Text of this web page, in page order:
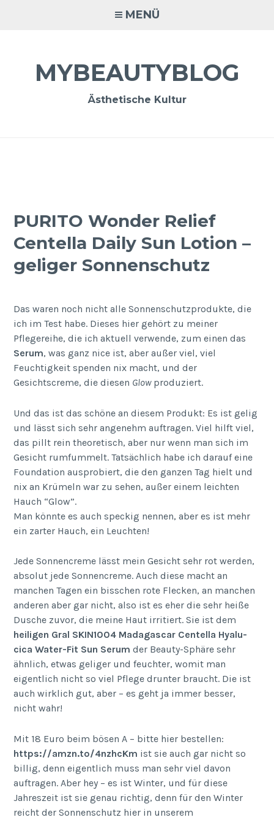
MENÜ
MYBEAUTYBLOG
Ästhetische Kultur
PURITO Wonder Relief
Centella Daily Sun Lotion –
geliger Sonnenschutz
Das waren noch nicht alle Sonnenschutzprodukte, die
ich im Test habe. Dieses hier gehört zu meiner
Pflegereihe, die ich aktuell verwende, zum einen das
Serum, was ganz nice ist, aber außer viel, viel
Feuchtigkeit spenden nix macht, und der
Gesichtscreme, die diesen Glowproduziert.
Und das ist das schöne an diesem Produkt: Es ist gelig
und lässt sich sehr angenehm auftragen. Viel hilft viel,
das pillt rein theoretisch, aber nur wenn man sich im
Gesicht rumfummelt. Tatsächlich habe ich darauf eine
Foundation ausprobiert, die den ganzen Tag hielt und
nix an Krümeln war zu sehen, außer einem leichten
Hauch “Glow”.
Man könnte es auch speckig nennen, aber es ist mehr
ein zarter Hauch, ein Leuchten!
Jede Sonnencreme lässt mein Gesicht sehr rot werden,
absolut jede Sonnencreme. Auch diese macht an
manchen Tagen ein bisschen rote Flecken, an manchen
anderen aber gar nicht, also ist es eher die sehr heiße
Dusche zuvor, die meine Haut irritiert. Sie ist dem
heiligen Gral SKIN1004 Madagascar Centella Hyalu-
cica Water-Fit Sun Serum der Beauty-Sphäre sehr
ähnlich, etwas geliger und feuchter, womit man
eigentlich nicht so viel Pflege drunter braucht. Die ist
auch wirklich gut, aber – es geht ja immer besser,
nicht wahr!
Mit 18 Euro beim bösen A – bitte hier bestellen:
https://amzn.to/4nzhcKm ist sie auch gar nicht so
billig, denn eigentlich muss man sehr viel davon
auftragen. Aber hey – es ist Winter, und für diese
Jahreszeit ist sie genau richtig, denn für den Winter
reicht der Sonnenschutz hier in unserem